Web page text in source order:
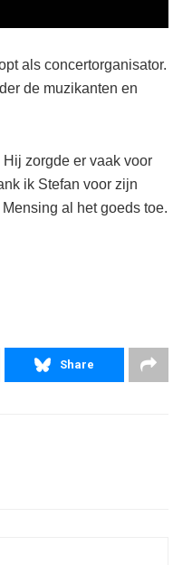
als concertorganisator.
de muzikanten en
zorgde er vaak voor
ik Stefan voor zijn
al het goeds toe.
Share